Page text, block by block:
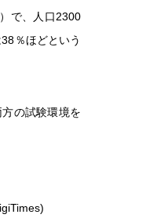
で、人口2300
％ほどという
の試験環境を